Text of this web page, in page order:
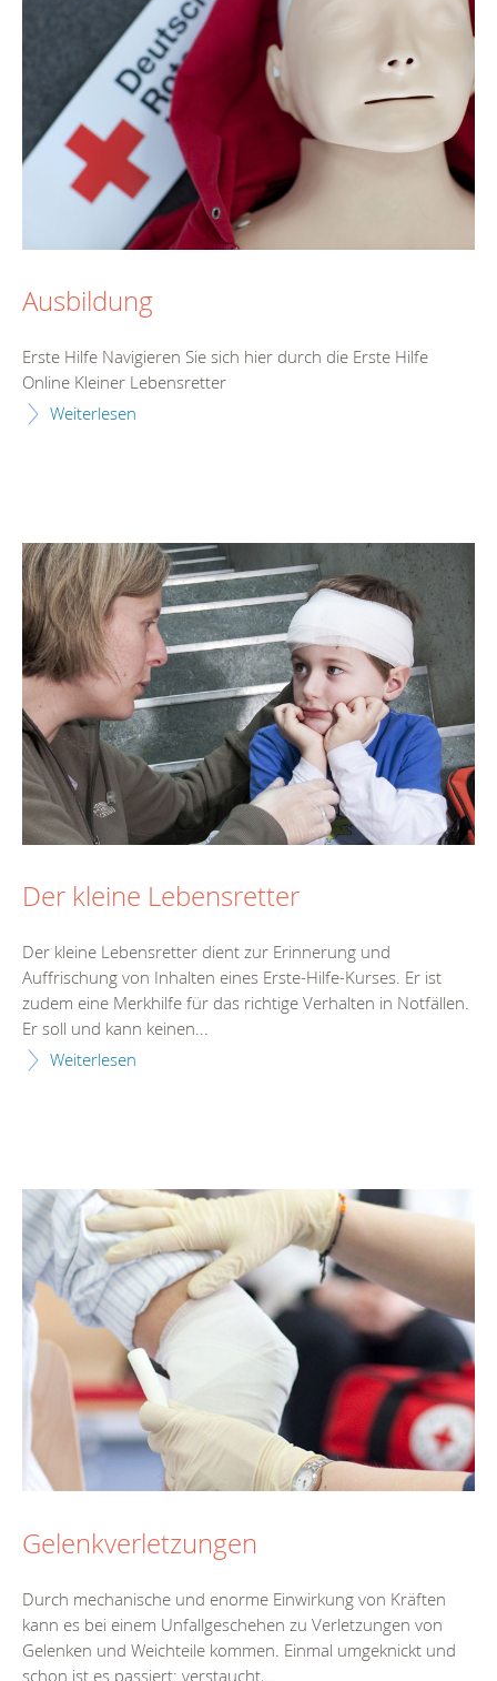
Ausbildung
Erste Hilfe Navigieren Sie sich hier durch die Erste Hilfe
Online Kleiner Lebensretter
Weiterlesen
Der kleine Lebensretter
Der kleine Lebensretter dient zur Erinnerung und
Auffrischung von Inhalten eines Erste-Hilfe-Kurses. Er ist
zudem eine Merkhilfe für das richtige Verhalten in Notfällen.
Er soll und kann keinen...
Weiterlesen
Gelenkverletzungen
Durch mechanische und enorme Einwirkung von Kräften
kann es bei einem Unfallgeschehen zu Verletzungen von
Gelenken und Weichteile kommen. Einmal umgeknickt und
schon ist es passiert: verstaucht,...